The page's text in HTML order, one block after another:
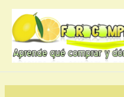
contenido